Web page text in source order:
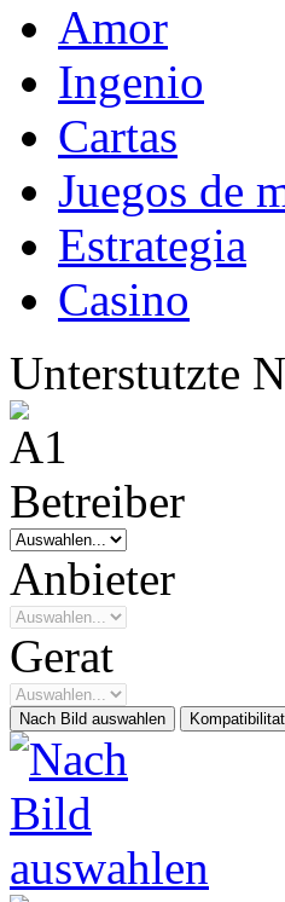
Amor
Ingenio
Cartas
Juegos de
Estrategia
Casino
Unterstutzte
Betreiber
Anbieter
Gerat